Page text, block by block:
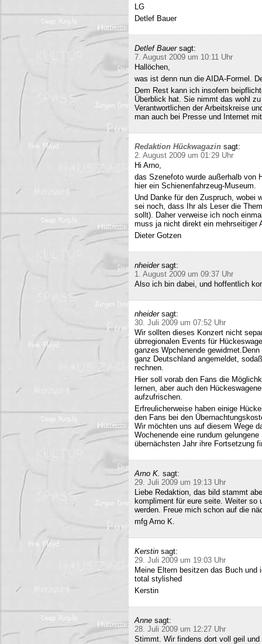
LG
Detlef Bauer
Detlef Bauer sagt:
7. August 2009 um 10:11 Uhr
Hallöchen,
was ist denn nun die AIDA-Formel.
Dem Rest kann ich insofern
Überblick hat. Sie nimmt das wohl
Verantwortlichen der Arbeitskreise
man auch bei Presse und Internet
Redaktion Hückwagazin sagt:
2. August 2009 um 01:29 Uhr
Hi Arno,
das Szenefoto wurde außerhalb von
hier ein Schienenfahrzeug-Museum.
Und Danke für den Zuspruch, wobei
sei noch, dass Ihr als Leser die
sollt). Daher verweise ich noch
muss ja nicht direkt ein mehrseitiger
Dieter Gotzen
nheider sagt:
1. August 2009 um 09:37 Uhr
Also ich bin dabei, und hoffentlich
nheider sagt:
30. Juli 2009 um 07:52 Uhr
Wir sollten dieses Konzert nicht
übrregionalen Events für
ganzes Wpchenende
ganz Deutschland angemeldet,
rechnen.
Hier soll vorab den Fans die
lernen, aber auch den
aufzufrischen.
Erfreulicherweise haben einige
den Fans bei den
Wir möchten uns auf diesem Wege
Wochenende eine rundum
übernächsten Jahr ihre Fortsetzung
Arno K. sagt:
29. Juli 2009 um 19:13 Uhr
Liebe Redaktion, das bild stammt
kompliment für eure seite. Weiter so
werden. Freue mich schon auf die
mfg Arno K.
Kerstin sagt:
29. Juli 2009 um 19:03 Uhr
Meine Eltern besitzen das Buch
total stylished
Kerstin
Anne sagt:
28. Juli 2009 um 12:27 Uhr
Stimmt. Wir findens dort voll geil und